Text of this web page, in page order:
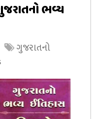
ભવ્ય
ગુજરાતનો